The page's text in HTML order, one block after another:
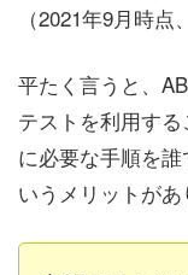
（2021年9月時点
平たく言うと、
テストを利用す
に必要な手順を
いうメリットがあ